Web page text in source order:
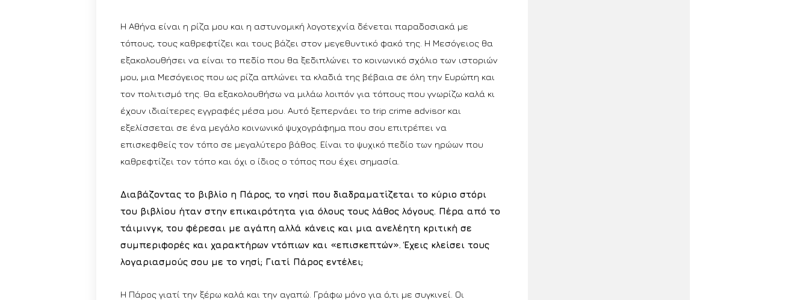
Η Αθήνα είναι η ρίζα μου και η αστυνομική λογοτεχνία δένεται παραδοσιακά με
τόπους, τους καθρεφτίζει και τους βάζει στον μεγεθυντικό φακό της. Η Μεσόγειος θα
εξακολουθήσει να είναι το πεδίο που θα ξεδιπλώνει το κοινωνικό σχόλιο των ιστοριών
μου, μια Μεσόγειος που ως ρίζα απλώνει τα κλαδιά της βέβαια σε όλη την Ευρώπη και
τον πολιτισμό της. Θα εξακολουθήσω να μιλάω λοιπόν για τόπους που γνωρίζω καλά κι
έχουν ιδιαίτερες εγγραφές μέσα μου. Αυτό ξεπερνάει το trip crime advisor και
εξελίσσεται σε ένα μεγάλο κοινωνικό ψυχογράφημα που σου επιτρέπει να
επισκεφθείς τον τόπο σε μεγαλύτερο βάθος. Είναι το ψυχικό πεδίο των ηρώων που
καθρεφτίζει τον τόπο και όχι ο ίδιος ο τόπος που έχει σημασία.
Διαβάζοντας το βιβλίο η Πάρος, το νησί που διαδραματίζεται το κύριο στόρι
του βιβλίου ήταν στην επικαιρότητα για όλους τους λάθος λόγους. Πέρα από το
τάιμινγκ, του φέρεσαι με αγάπη αλλά κάνεις και μια ανελέητη κριτική σε
συμπεριφορές και χαρακτήρων ντόπιων και «επισκεπτών». Έχεις κλείσει τους
λογαριασμούς σου με το νησί; Γιατί Πάρος εντέλει;
Η Πάρος γιατί την ξέρω καλά και την αγαπώ. Γράφω μόνο για ό,τι με συγκινεί. Οι